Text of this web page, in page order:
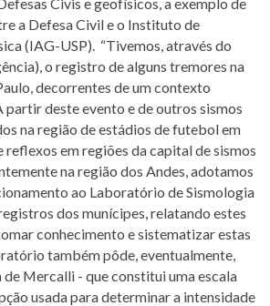
a Defesa Civil e o Instituto de
(IAG-USP). “Tivemos, através do
o registro de alguns tremores na
decorrentes de um contexto
deste evento e de outros sismos
na região de estádios de futebol em
reflexos em regiões da capital de sismos
na região dos Andes, adotamos
ao Laboratório de Sismologia
dos munícipes, relatando estes
conhecimento e sistematizar estas
também pôde, eventualmente,
de Mercalli - que constitui uma escala
usada para determinar a intensidade